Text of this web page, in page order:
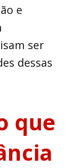
e
ser
dessas
que